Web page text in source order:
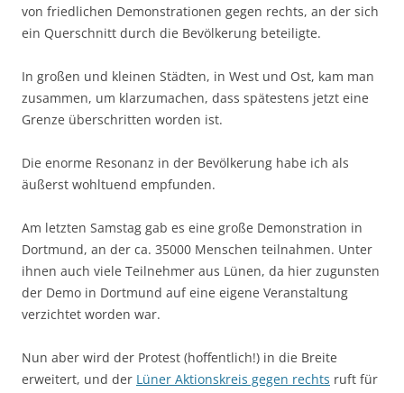
von friedlichen Demonstrationen gegen rechts, an der sich
ein Querschnitt durch die Bevölkerung beteiligte.
In großen und kleinen Städten, in West und Ost, kam man
zusammen, um klarzumachen, dass spätestens jetzt eine
Grenze überschritten worden ist.
Die enorme Resonanz in der Bevölkerung habe ich als
äußerst wohltuend empfunden.
Am letzten Samstag gab es eine große Demonstration in
Dortmund, an der ca. 35000 Menschen teilnahmen. Unter
ihnen auch viele Teilnehmer aus Lünen, da hier zugunsten
der Demo in Dortmund auf eine eigene Veranstaltung
verzichtet worden war.
Nun aber wird der Protest (hoffentlich!) in die Breite
erweitert, und der Lüner Aktionskreis gegen rechts ruft für